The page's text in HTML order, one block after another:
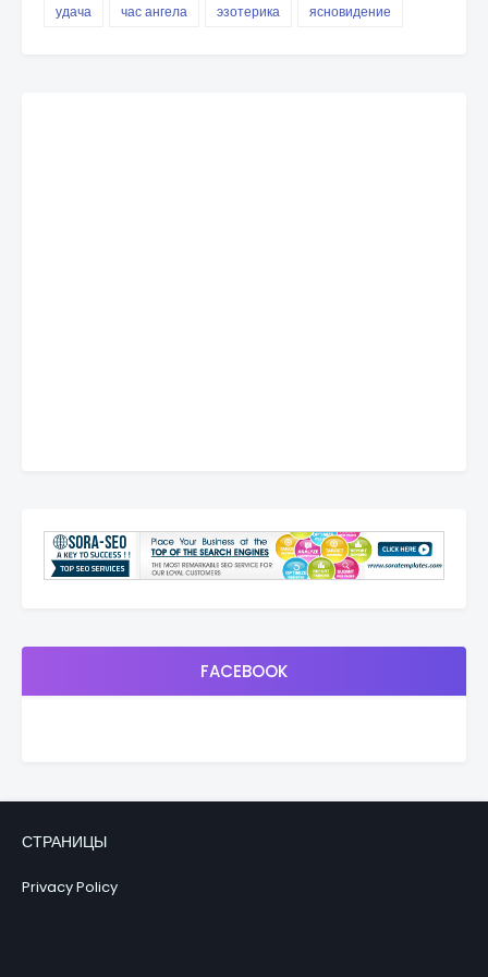
удача
час ангела эзотерика ясновидение
FACEBOOK
СТРАНИЦЫ
Privacy Policy